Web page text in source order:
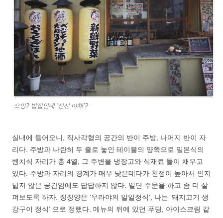
오잉? 밥집인데 ‘신선 야채’?
실내에 들어오니, 직사각형의 공간의 반이 주방, 나머지 반이 자
리다. 주방과 나란히 두 줄로 놓인 테이블의 양쪽으로 일본식의
벤치식 자리가 총 4열, 그 주변을 냉장고와 식재료 들이 채우고
있다. 주방과 자리의 경계가 매우 낮은데다가 천정이 높아서 인지
넓지 않은 공간임에도 답답하지 않다. 일단 주문을 하고 좀 더 살
펴보도록 하자. 징징양은 ‘우라야의 일일정식’, 나는 ‘돼지고기 생
강구이 정식’ 으로 정했다. 메뉴의 뒤에 있던 푸딩, 아이스크림 같